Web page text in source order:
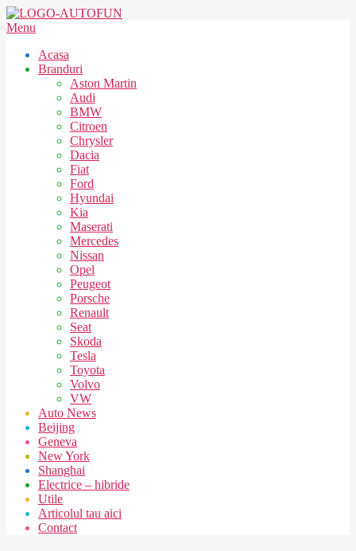
Skip
to
AUTOFUN
Secondary
Menu
Menu
Acasa
Branduri
Aston Martin
Audi
BMW
Citroen
Chrysler
Dacia
Fiat
Ford
Hyundai
Kia
Maserati
Mercedes
Nissan
Opel
Peugeot
Porsche
Renault
Seat
Skoda
Tesla
Toyota
Volvo
VW
Auto News
Beijing
Geneva
New York
Shanghai
Electrice – hibride
Utile
Articolul tau aici
Contact